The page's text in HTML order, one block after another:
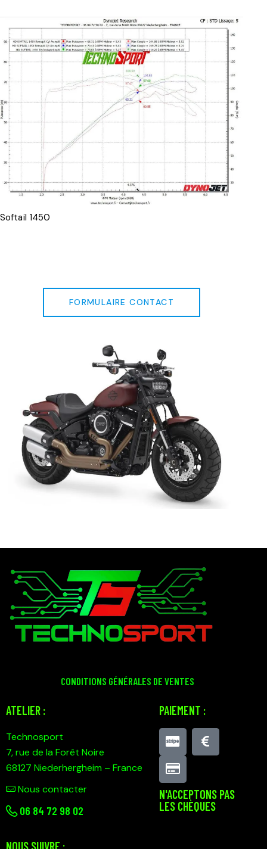
Softail 1450
FORMULAIRE CONTACT
CONDITIONS GÉNÉRALES DE VENTES
ATELIER :
Technosport
7, rue de la Forêt Noire
68127 Niederhergheim – France
Nous contacter
06 84 72 98 02
PAIEMENT :
N'ACCEPTONS PAS
LES CHÈQUES